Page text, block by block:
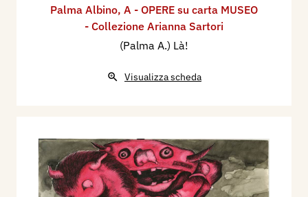
Palma Albino, A - OPERE su carta MUSEO
- Collezione Arianna Sartori
(Palma A.) Là!
Visualizza scheda